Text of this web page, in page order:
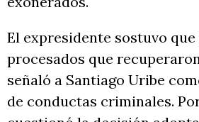
El expresidente sostuvo
procesados que
señaló a Santiago Uribe
de conductas criminales.